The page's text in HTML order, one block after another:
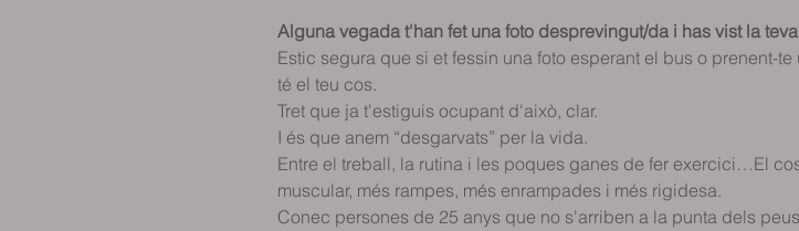
Alguna vegada t'han fet una foto desprevingut/da i has vist la
Estic segura que si et fessin una foto esperant el bus o prenent-
té el teu cos.
Tret que ja t'estiguis ocupant d'això, clar.
I és que anem “desgarvats” per la vida.
Entre el treball, la rutina i les poques ganes de fer exercici…El
muscular, més rampes, més enrampades i més rigidesa.
Conec persones de 25 anys que no s'arriben a la punta dels